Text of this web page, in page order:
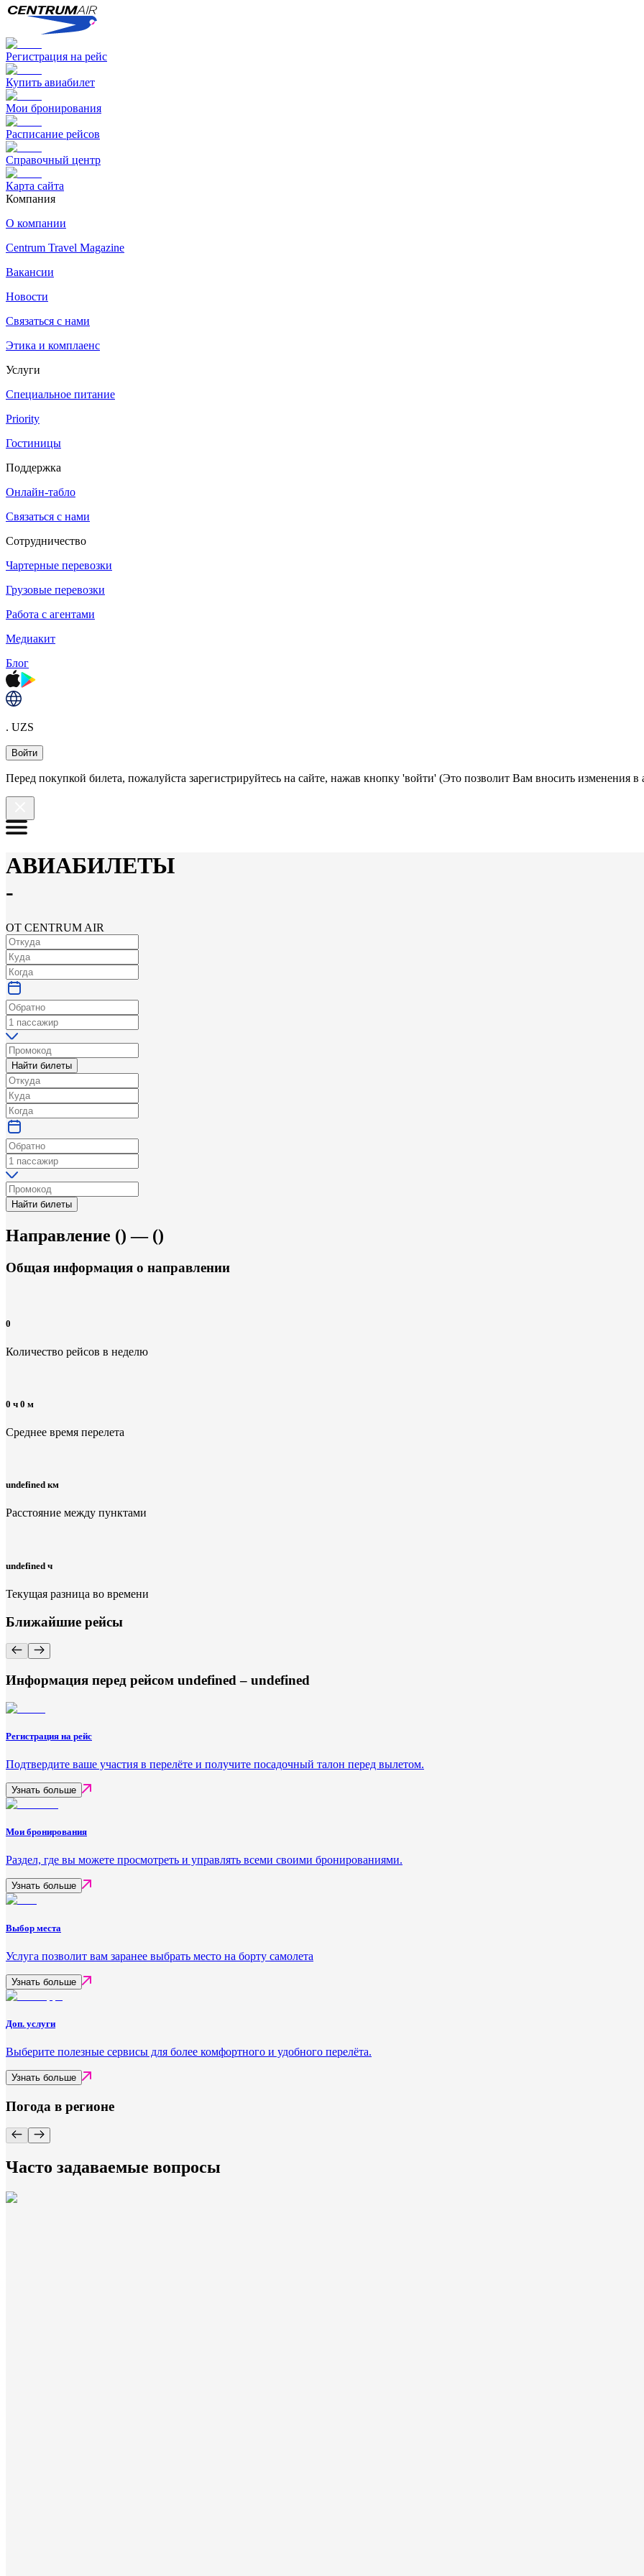
Регистрация на рейс
Купить авиабилет
Мои бронирования
Расписание рейсов
Справочный центр
Карта сайта
Компания
О компании
Centrum Travel Magazine
Вакансии
Новости
Связаться с нами
Этика и комплаенс
Услуги
Специальное питание
Priority
Гостиницы
Поддержка
Онлайн-табло
Связаться с нами
Сотрудничество
Чартерные перевозки
Грузовые перевозки
Работа с агентами
Медиакит
Блог
. UZS
Войти
Перед покупкой билета, пожалуйста зарегистрируйтесь на сайте, нажав кнопку 'войти' (Это позволит Вам вносить изменения в
АВИАБИЛЕТЫ
-
ОТ CENTRUM AIR
Найти билеты
Найти билеты
Направление () — ()
Общая информация о направлении
0
Количество рейсов в неделю
0 ч 0 м
Среднее время перелета
undefined км
Расстояние между пунктами
undefined ч
Текущая разница во времени
Ближайшие рейсы
Информация перед рейсом undefined – undefined
Регистрация на рейс
Подтвердите ваше участия в перелёте и получите посадочный талон перед вылетом.
Узнать больше
Мои бронирования
Раздел, где вы можете просмотреть и управлять всеми своими бронированиями.
Узнать больше
Выбор места
Услуга позволит вам заранее выбрать место на борту самолета
Узнать больше
Доп. услуги
Выберите полезные сервисы для более комфортного и удобного перелёта.
Узнать больше
Погода в регионе
Часто задаваемые вопросы